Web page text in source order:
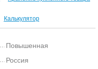
Калькулятор
Повышенная
Россия